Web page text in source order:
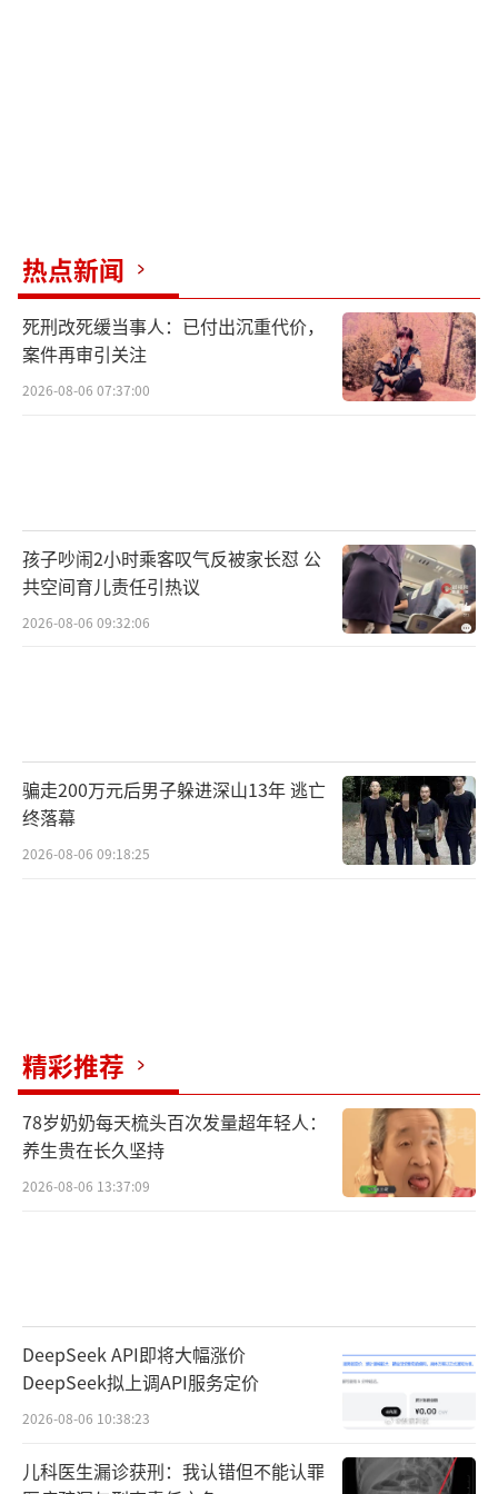
热点新闻
死刑改死缓当事人：已付出沉重代价，
案件再审引关注
2026-08-06 07:37:00
孩子吵闹2小时乘客叹气反被家长怼 公
共空间育儿责任引热议
2026-08-06 09:32:06
骗走200万元后男子躲进深山13年 逃亡
终落幕
2026-08-06 09:18:25
精彩推荐
78岁奶奶每天梳头百次发量超年轻人：
养生贵在长久坚持
2026-08-06 13:37:09
DeepSeek API即将大幅涨价
DeepSeek拟上调API服务定价
2026-08-06 10:38:23
儿科医生漏诊获刑：我认错但不能认罪